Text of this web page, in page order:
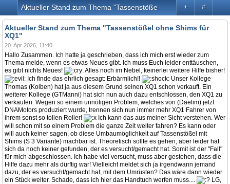
#
+
Aktueller Stand zum Thema "Tassenstößel ohne Shims für XQ1"
Aktueller Stand zum Thema "Tassenstößel ohne Shims für
XQ1"
20. Apr 2026, 11:40
Hallo Zusammen. Ich hatte ja geschrieben, dass ich mich erst wieder zum
Thema melde, wenn es etwas Neues gibt. Ich muss Euch leider enttäuschen,
es gibt nichts Neues!
Alles noch im Nebel, keinerlei weitere Hilfe bisher!
Ich finde das ehrlich gesagt: Erbärmlich!!
Unser Kollege
Thomas (Kolben) hat ja aus diesem Grund seinen XQ1 schon verkauft. Ein
weiterer Kollege (GTManni) hat sich nun auch dazu entschlossen, den XQ1 zu
verkaufen. Wegen so einem unnötigen Problem, welches von (Daelim) jetzt
DNAMotors produziert wurde, trennen sich nun immer mehr XQ1 Fahrer von
ihrem sonst so tollen Roller!
Ich kann das aus meiner Sicht verstehen. Wer
will schon mit so einem Problem die ganze Zeit weiter fahren? Es kann oder
will auch keiner sagen, ob diese Umbaumöglichkeit auf Tassenstößel mit
Shims (S 3 Variante) machbar ist. Theoretisch sollte es gehen, aber leider hat
sich da noch keiner gefunden, der es versucht/gemacht hat. Somit ist der "Fall"
für mich abgeschlossen. Ich habe viel versucht, muss aber gestehen, dass die
Hilfe dazu mehr als dürftig war! Vielleicht meldet sich ja irgendwann jemand
dazu, der es versucht/gemacht hat, mit dem Umrüsten? Das wäre dann wieder
ein Stück weiter. Schade, dass ich hier das Handtuch werfen muss....
LG,